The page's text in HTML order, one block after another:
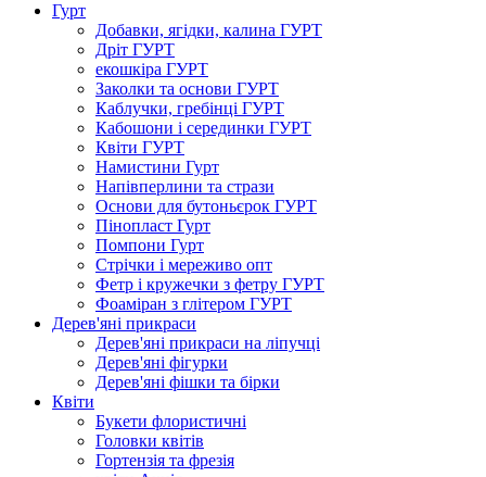
Гурт
Добавки, ягідки, калина ГУРТ
Дріт ГУРТ
екошкіра ГУРТ
Заколки та основи ГУРТ
Каблучки, гребінці ГУРТ
Кабошони і серединки ГУРТ
Квіти ГУРТ
Намистини Гурт
Напівперлини та стрази
Основи для бутоньєрок ГУРТ
Пінопласт Гурт
Помпони Гурт
Стрічки і мереживо опт
Фетр і кружечки з фетру ГУРТ
Фоаміран з глітером ГУРТ
Дерев'яні прикраси
Дерев'яні прикраси на ліпучці
Дерев'яні фігурки
Дерев'яні фішки та бірки
Квіти
Букети флористичні
Головки квітів
Гортензія та фрезія